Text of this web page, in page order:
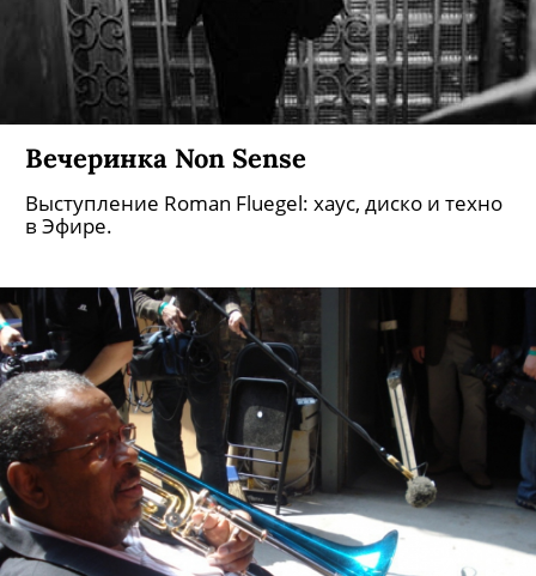
Вечеринка Non Sense
Выступление Roman Fluegel: хаус, диско и техно
в Эфире.